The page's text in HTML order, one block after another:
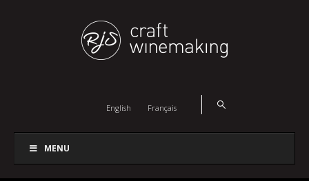
English Français
MENU